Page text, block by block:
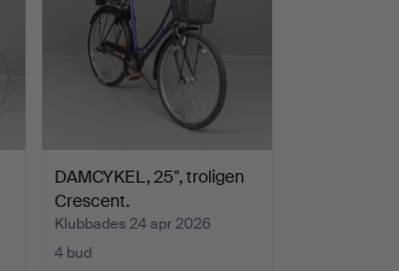
DAMCYKEL, 25", troligen
Crescent.
Klubbades 24 apr 2026
4 bud